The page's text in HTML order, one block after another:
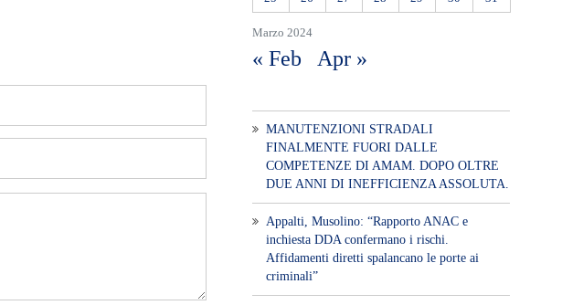
Marzo 2024
« Feb Apr »
MANUTENZIONI STRADALI
FINALMENTE FUORI DALLE
COMPETENZE DI AMAM. DOPO OLTRE
DUE ANNI DI INEFFICIENZA ASSOLUTA.
​Appalti, Musolino: “Rapporto ANAC e
inchiesta DDA confermano i rischi.
Affidamenti diretti spalancano le porte ai
criminali”